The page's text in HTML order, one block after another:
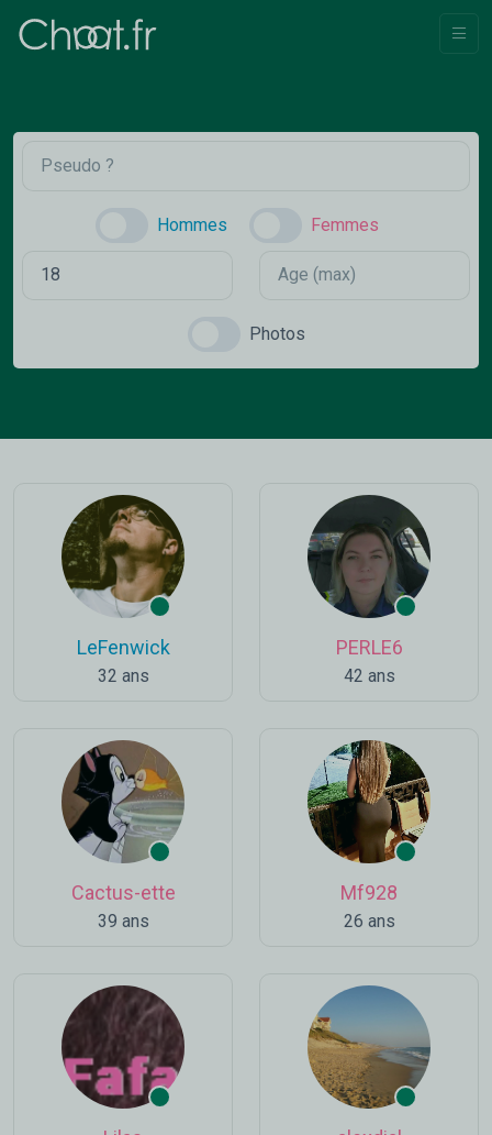
Hommes Femmes
Photos
LeFenwick
32 ans
PERLE6
42 ans
Cactus-ette
39 ans
Mf928
26 ans